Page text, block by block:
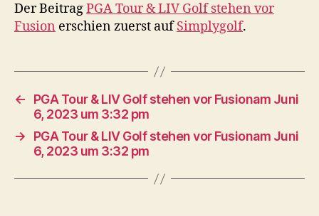
Der BeitragPGA Tour & LIV Golf stehen vor
Fusion erschien zuerst aufSimplygolf.
←
PGA Tour & LIV Golf stehen vor Fusionam Juni
6, 2023 um 3:32 pm
→
PGA Tour & LIV Golf stehen vor Fusionam Juni
6, 2023 um 3:32 pm